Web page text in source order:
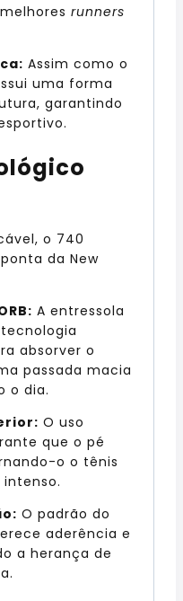
runners
Assim como o
uma forma
garantindo
o 740
da New
A entressola
absorver o
passada macia
o dia.
O uso
que o pé
o o tênis
O padrão do
aderência e
a herança de